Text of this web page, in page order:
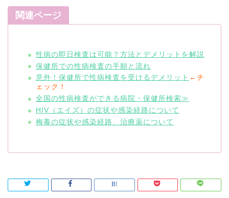
関連ページ
性病の即日検査は可能？方法とデメリットを解説
保健所での性病検査の手順と流れ
意外！保健所で性病検査を受けるデメリット ←チ
ェック！
全国の性病検査ができる病院・保健所検索≫
HIV（エイズ）の症状や感染経路について
梅毒の症状や感染経路、治療薬について